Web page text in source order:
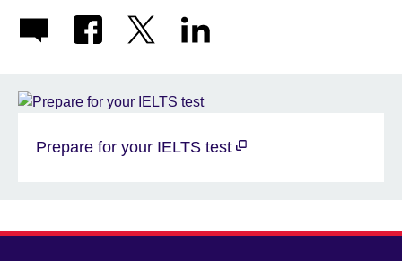
Prepare for your IELTS test